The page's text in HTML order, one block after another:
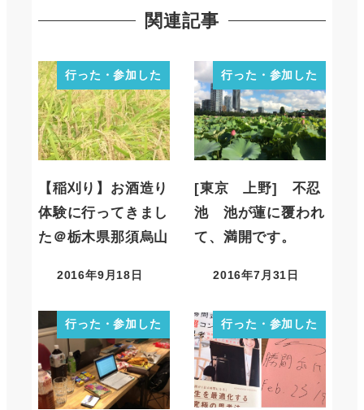
関連記事
行った・参加した
【稲刈り】お酒造り
体験に行ってきまし
た＠栃木県那須烏山
2016年9月18日
行った・参加した
[東京 上野] 不忍
池 池が蓮に覆われ
て、満開です。
2016年7月31日
行った・参加した 行った・参加した